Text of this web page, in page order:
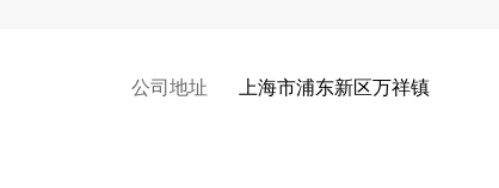
公司地址 上海市浦东新区万祥镇